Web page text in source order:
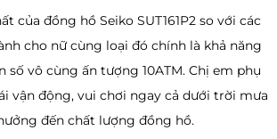
của đồng hồ Seiko SUT161P2 so với các
cho nữ cùng loại đó chính là khả năng
số vô cùng ấn tượng 10ATM. Chị em phụ
vận động, vui chơi ngay cả dưới trời mưa
đến chất lượng đồng hồ.